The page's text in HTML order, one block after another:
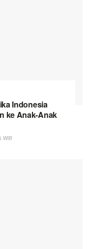
Indonesia
ke Anak-Anak
WIB